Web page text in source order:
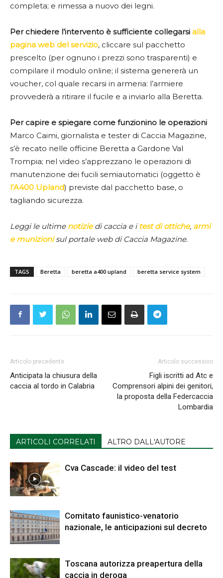
completa; e rimessa a nuovo dei legni.
Per chiedere l’intervento è sufficiente collegarsi alla
pagina web del servizio, cliccare sul pacchetto
prescelto (per ognuno i prezzi sono trasparenti) e
compilare il modulo online; il sistema genererà un
voucher, col quale recarsi in armeria: l’armiere
provvederà a ritirare il fucile e a inviarlo alla Beretta.
Per capire e spiegare come funzionino le operazioni
Marco Caimi, giornalista e tester di Caccia Magazine,
s’è recato nelle officine Beretta a Gardone Val
Trompia; nel video s’apprezzano le operazioni di
manutenzione dei fucili semiautomatici (oggetto è
l’A400 Upland) previste dal pacchetto base, o
tagliando sicurezza.
Leggi le ultime notiziedi caccia e i test di ottiche, armi
e munizionisul portale web di Caccia Magazine.
TAGS Beretta beretta a400 upland beretta service system
Articolo precedente
Anticipata la chiusura della
caccia al tordo in Calabria
Articolo successivo
Figli iscritti ad Atc e
Comprensori alpini dei genitori,
la proposta della Federcaccia
Lombardia
ARTICOLI CORRELATI ALTRO DALL'AUTORE
Cva Cascade: il video del test
Comitato faunistico-venatorio
nazionale, le anticipazioni sul decreto
Toscana autorizza preapertura della
caccia in deroga